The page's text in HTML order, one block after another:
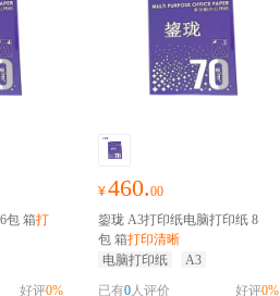
包 箱打
好评0%
¥460.00
鋆珑 A3打印纸电脑打印纸 8
包 箱打印清晰
电脑打印纸
A3
已有0人评价 好评0%